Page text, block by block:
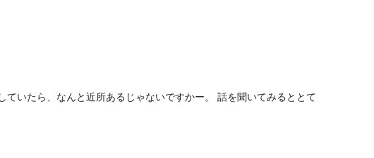
いたら、なんと近所あるじゃないですかー。 話を聞いてみるととて